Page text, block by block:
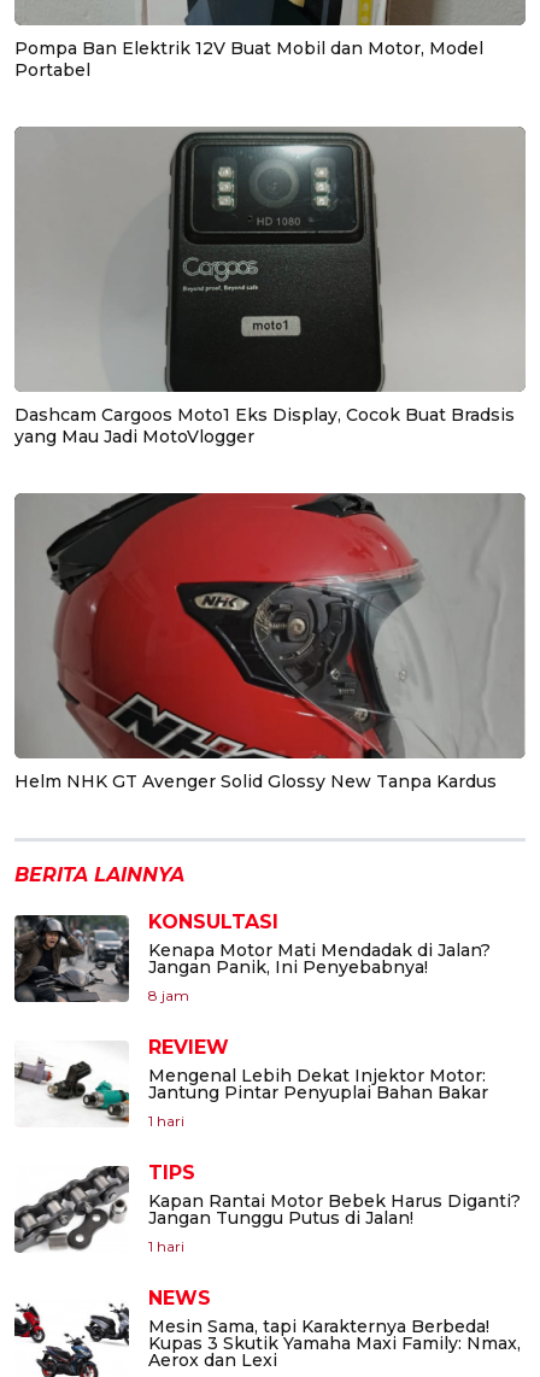
Pompa Ban Elektrik 12V Buat Mobil dan Motor, Model
Portabel
Dashcam Cargoos Moto1 Eks Display, Cocok Buat Bradsis
yang Mau Jadi MotoVlogger
Helm NHK GT Avenger Solid Glossy New Tanpa Kardus
BERITA LAINNYA
KONSULTASI
Kenapa Motor Mati Mendadak di Jalan?
Jangan Panik, Ini Penyebabnya!
8 jam
REVIEW
Mengenal Lebih Dekat Injektor Motor:
Jantung Pintar Penyuplai Bahan Bakar
1 hari
TIPS
Kapan Rantai Motor Bebek Harus Diganti?
Jangan Tunggu Putus di Jalan!
1 hari
NEWS
Mesin Sama, tapi Karakternya Berbeda!
Kupas 3 Skutik Yamaha Maxi Family: Nmax,
Aerox dan Lexi